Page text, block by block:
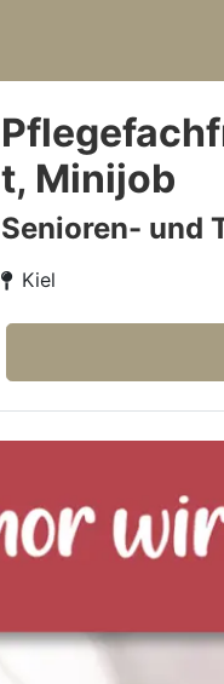
t, Minijob
Senioren- und
Kiel